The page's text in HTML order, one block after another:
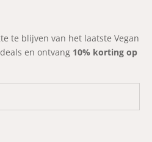
te blijven van het laatste Vegan
en ontvang 10% korting op